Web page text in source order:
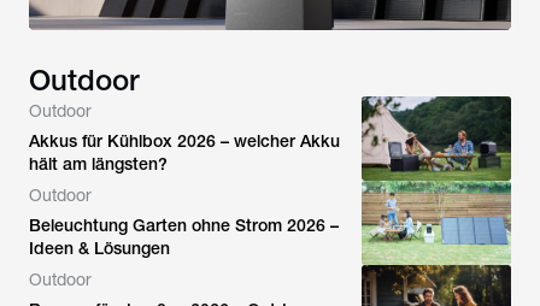
Outdoor
Outdoor
Akkus für Kühlbox 2026 – welcher Akku
hält am längsten?
Outdoor
Beleuchtung Garten ohne Strom 2026 –
Ideen & Lösungen
Outdoor